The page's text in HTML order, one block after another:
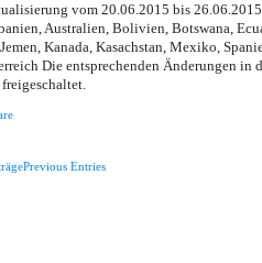
vom 20.06.2015 bis
Australien, Bolivien, Botswana,
Kanada, Kasachstan, Mexiko,
Die entsprechenden Änderungen in
Entries